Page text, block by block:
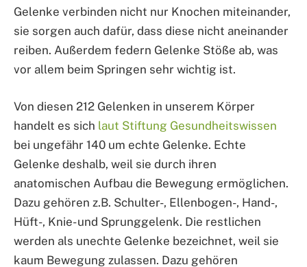
Gelenke verbinden nicht nur Knochen miteinander,
sie sorgen auch dafür, dass diese nicht aneinander
reiben. Außerdem federn Gelenke Stöße ab, was
vor allem beim Springen sehr wichtig ist.
Von diesen 212 Gelenken in unserem Körper
handelt es sich laut Stiftung Gesundheitswissen
bei ungefähr 140 um echte Gelenke. Echte
Gelenke deshalb, weil sie durch ihren
anatomischen Aufbau die Bewegung ermöglichen.
Dazu gehören z.B. Schulter-, Ellenbogen-, Hand-,
Hüft-, Knie- und Sprunggelenk. Die restlichen
werden als unechte Gelenke bezeichnet, weil sie
kaum Bewegung zulassen. Dazu gehören